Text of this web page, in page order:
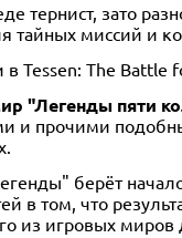
тернист, зато
тайных миссий и
Tessen: The Battle
"Легенды пяти
и прочими
берёт
в том, что
из игровых миров